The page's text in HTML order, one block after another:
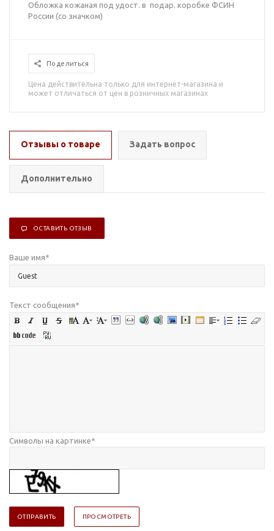
Обложка кожаная под удост. в подар. коробке ФСИН
России (со значком)
Поделиться
Цена действительна только для интернет-магазина и
может отличаться от цен в розничных магазинах
Отзывы о товаре Задать вопрос
Дополнительно
ОСТАВИТЬ ОТЗЫВ
Ваше имя*
Текст сообщения*
Символы на картинке*